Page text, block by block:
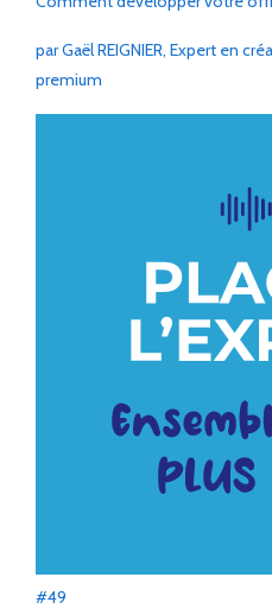
par Gaël REIGNIER, Expert en
premium
#49